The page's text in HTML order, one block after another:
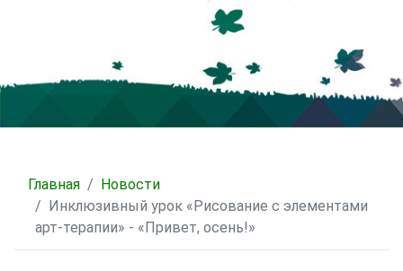
Главная
Новости
Инклюзивный урок «Рисование с элементами
арт-терапии» - «Привет, осень!»